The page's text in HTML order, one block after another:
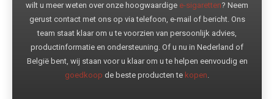
wilt u meer weten over onze hoogwaardige e-sigaretten? Neem
gerust contact met ons op via telefoon, e-mail of bericht. Ons
team staat klaar om u te voorzien van persoonlijk advies,
productinformatie en ondersteuning. Of u nu in Nederland of
België bent, wij staan voor u klaar om u te helpen eenvoudig en
goedkoop de beste producten te kopen.